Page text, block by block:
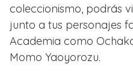
coleccionismo, podrás
junto a tus personajes
Academia como
Momo Yaoyorozu.